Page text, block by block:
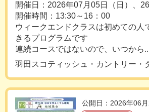
開催日：2026年07月05日（日）、26
開催時間：13:30～16：00
ウィークエンドクラスは初めての人
きるプログラムです
連続コースではないので、いつから
羽田スコティッシュ・カントリー・
公開日：2026年06